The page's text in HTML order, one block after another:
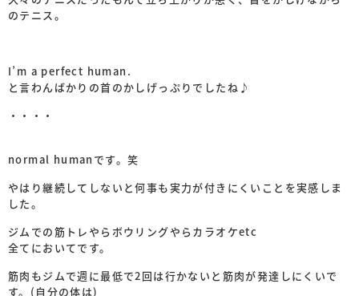
のテニス。
I’m a perfect human.
と言わんばかりの首のかしげっぷりでしたね♪
・・・・
normal humanです。笑
やはり継続してしないと何事も実力が付きにくいことを実感しま
した。
ジムでの筋トレやらボウリングやらカラオケetc
全てにおいてです。
筋肉もジムで週に最低で2回は行かないと筋肉が発達しにくいで
す。(自分の体は)